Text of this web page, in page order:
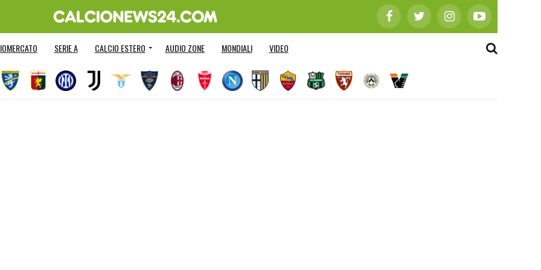
SERIE A CALCIO ESTERO AUDIO ZONE MONDIALI VIDEO